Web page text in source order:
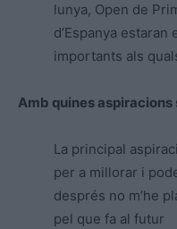
lunya, Open de
d’Espanya
importants als
Amb quines aspiracions
La principal
per a millorar i
després no m’he
pel que fa al futur